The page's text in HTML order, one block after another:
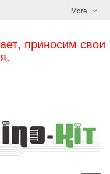
More
приносим свои